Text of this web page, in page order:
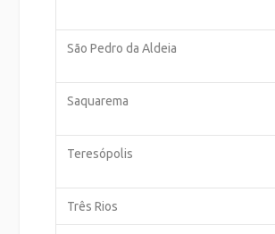
São Pedro da Aldeia
Saquarema
Teresópolis
Três Rios